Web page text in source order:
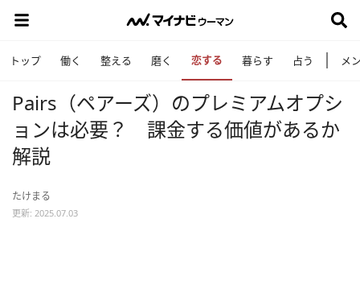
トップ 働く 整える 磨く 恋する 暮らす 占う メ
Pairs（ペアーズ）のプレミアムオプシ
ョンは必要？ 課金する価値があるか
解説
たけまる
更新: 2025.07.03